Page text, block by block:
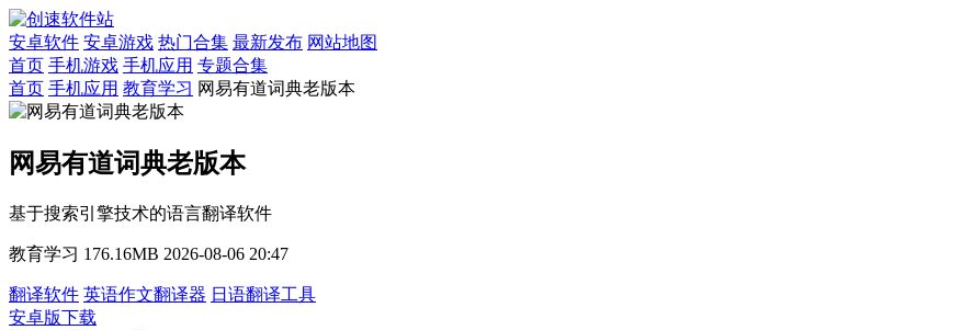
安卓软件 安卓游戏 热门合集 最新发布 网站地图
首页 手机游戏 手机应用 专题合集
首页 手机应用 教育学习 网易有道词典老版本
网易有道词典老版本
基于搜索引擎技术的语言翻译软件
教育学习 176.16MB 2026-08-06 20:47
翻译软件 英语作文翻译器 日语翻译工具
安卓版下载